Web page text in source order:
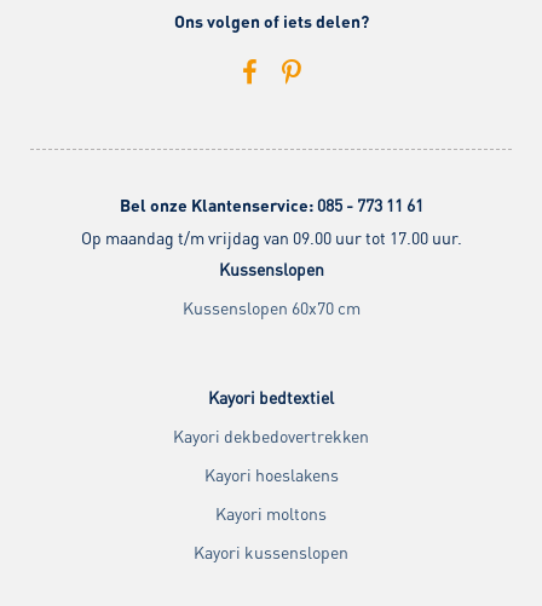
Ons volgen of iets delen?
Bel onze Klantenservice: 085 - 773 11 61
Op maandag t/m vrijdag van 09.00 uur tot 17.00 uur.
Kussenslopen
Kussenslopen 60x70 cm
Kayori bedtextiel
Kayori dekbedovertrekken
Kayori hoeslakens
Kayori moltons
Kayori kussenslopen